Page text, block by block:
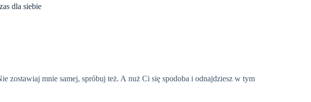
dla siebie
zostawiaj mnie samej, spróbuj też. A nuż Ci się spodoba i odnajdziesz w tym